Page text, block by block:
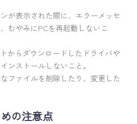
が表示された際に、エラーメッセ
むやみにPCを再起動しないこ
からダウンロードしたドライバや
ンストールしないこと。
ファイルを削除したり、変更した
の注意点